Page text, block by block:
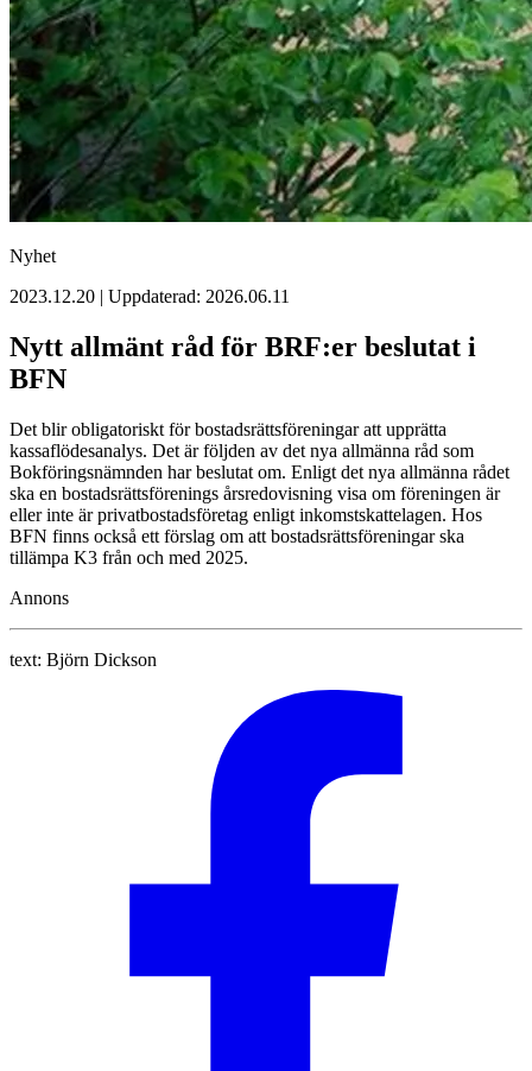
Nyhet
2023.12.20 | Uppdaterad: 2026.06.11
Nytt allmänt råd för BRF:er beslutat i
BFN
Det blir obligatoriskt för bostadsrättsföreningar att upprätta
kassaflödesanalys. Det är följden av det nya allmänna råd som
Bokföringsnämnden har beslutat om. Enligt det nya allmänna rådet
ska en bostadsrättsförenings årsredovisning visa om föreningen är
eller inte är privatbostadsföretag enligt inkomstskattelagen. Hos
BFN finns också ett förslag om att bostadsrättsföreningar ska
tillämpa K3 från och med 2025.
Annons
text: Björn Dickson